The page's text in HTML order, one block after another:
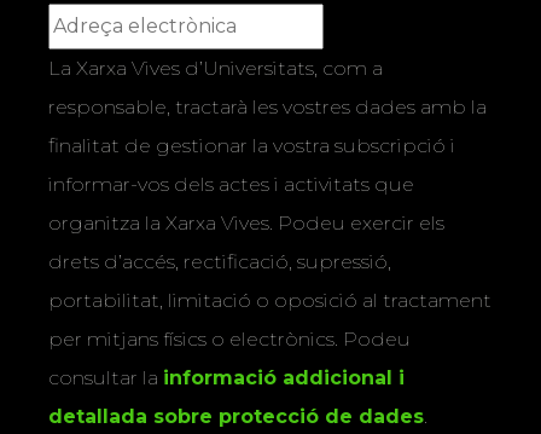
La Xarxa Vives d’Universitats, com a
responsable, tractarà les vostres dades amb la
finalitat de gestionar la vostra subscripció i
informar-vos dels actes i activitats que
organitza la Xarxa Vives. Podeu exercir els
drets d’accés, rectificació, supressió,
portabilitat, limitació o oposició al tractament
per mitjans físics o electrònics. Podeu
consultar la informació addicional i
detallada sobre protecció de dades.